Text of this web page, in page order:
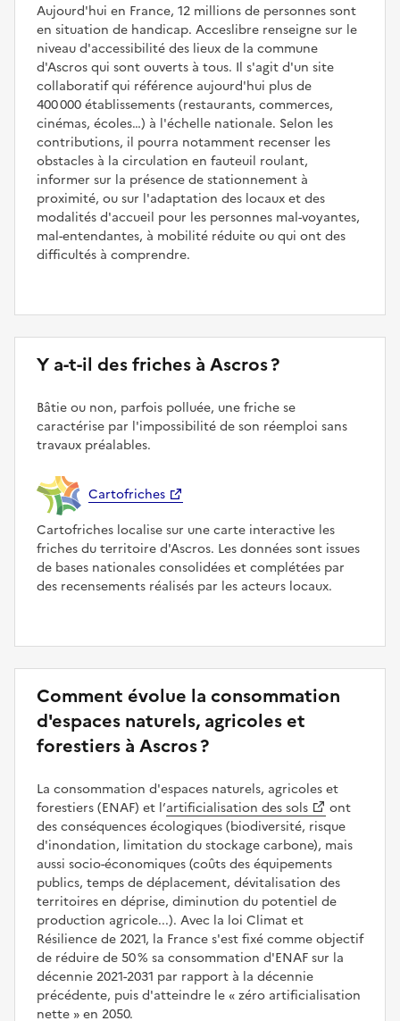
Aujourd'hui en France, 12 millions de personnes sont
en situation de handicap. Acceslibre renseigne sur le
niveau d'accessibilité des lieux de la commune
d'Ascros qui sont ouverts à tous. Il s'agit d'un site
collaboratif qui référence aujourd'hui plus de
400 000 établissements (restaurants, commerces,
cinémas, écoles…) à l'échelle nationale. Selon les
contributions, il pourra notamment recenser les
obstacles à la circulation en fauteuil roulant,
informer sur la présence de stationnement à
proximité, ou sur l'adaptation des locaux et des
modalités d'accueil pour les personnes mal-voyantes,
mal-entendantes, à mobilité réduite ou qui ont des
difficultés à comprendre.
Y a-t-il des friches à Ascros ?
Bâtie ou non, parfois polluée, une friche se
caractérise par l'impossibilité de son réemploi sans
travaux préalables.
Cartofriches
Cartofriches localise sur une carte interactive les
friches du territoire d'Ascros. Les données sont issues
de bases nationales consolidées et complétées par
des recensements réalisés par les acteurs locaux.
Comment évolue la consommation
d'espaces naturels, agricoles et
forestiers à Ascros ?
La consommation d'espaces naturels, agricoles et
forestiers (ENAF) et l’artificialisation des sols
ont
des conséquences écologiques (biodiversité, risque
d'inondation, limitation du stockage carbone), mais
aussi socio-économiques (coûts des équipements
publics, temps de déplacement, dévitalisation des
territoires en déprise, diminution du potentiel de
production agricole...). Avec la loi Climat et
Résilience de 2021, la France s'est fixé comme objectif
de réduire de 50 % sa consommation d'ENAF sur la
décennie 2021-2031 par rapport à la décennie
précédente, puis d'atteindre le
zéro artificialisation
nette
en 2050.